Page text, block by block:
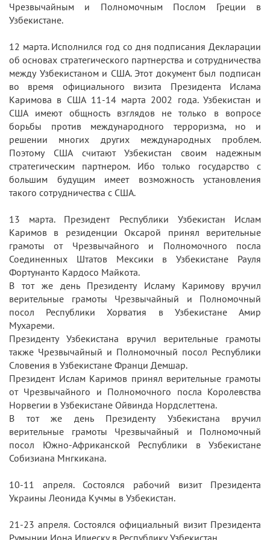
Чрезвычайным и Полномочным Послом Греции в
Узбекистане.
12 марта. Исполнился год со дня подписания Декларации
об основах стратегического партнерства и сотрудничества
между Узбекистаном и США. Этот документ был подписан
во время официального визита Президента Ислама
Каримова в США 11-14 марта 2002 года. Узбекистан и
США имеют общность взглядов не только в вопросе
борьбы против международного терроризма, но и
решении многих других международных проблем.
Поэтому США считают Узбекистан своим надежным
стратегическим партнером. Ибо только государство с
большим будущим имеет возможность установления
такого сотрудничества с США.
13 марта. Президент Республики Узбекистан Ислам
Каримов в резиденции Оксарой принял верительные
грамоты от Чрезвычайного и Полномочного посла
Соединенных Штатов Мексики в Узбекистане Рауля
Фортунанто Кардосо Майкота.
В тот же день Президенту Исламу Каримову вручил
верительные грамоты Чрезвычайный и Полномочный
посол Республики Хорватия в Узбекистане Амир
Мухареми.
Президенту Узбекистана вручил верительные грамоты
также Чрезвычайный и Полномочный посол Республики
Словения в Узбекистане Франци Демшар.
Президент Ислам Каримов принял верительные грамоты
от Чрезвычайного и Полномочного посла Королевства
Норвегии в Узбекистане Ойвинда Нордслеттена.
В тот же день Президенту Узбекистана вручил
верительные грамоты Чрезвычайный и Полномочный
посол Южно-Африканской Республики в Узбекистане
Собизиана Мнгкикана.
10-11 апреля. Состоялся рабочий визит Президента
Украины Леонида Кучмы в Узбекистан.
21-23 апреля. Состоялся официальный визит Президента
Румынии Иона Илиеску в Республику Узбекистан.